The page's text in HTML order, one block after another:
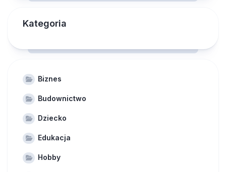
Kategoria
Biznes
Budownictwo
Dziecko
Edukacja
Hobby